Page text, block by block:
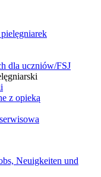
dla uczniów/FSJ
z opieką
Neuigkeiten und